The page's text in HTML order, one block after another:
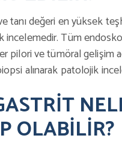
tanı değeri en yüksek
incelemedir. Tüm
pilori ve tümöral gelişim
alınarak patolojik
OLABİLİR?